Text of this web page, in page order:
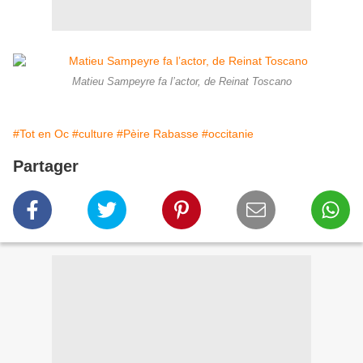
Matieu Sampeyre fa l’actor, de Reinat Toscano
#Tot en Oc #culture #Pèire Rabasse #occitanie
Partager